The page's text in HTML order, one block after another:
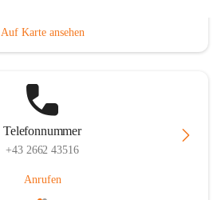
Auf Karte ansehen
Telefonnummer
+43 2662 43516
Anrufen